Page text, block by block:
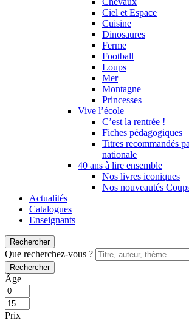
Ciel et Espace
Cuisine
Dinosaures
Ferme
Football
Loups
Mer
Montagne
Princesses
Vive l’école
C’est la rentrée !
Fiches pédagogiques
Titres recommandés
nationale
40 ans à lire ensemble
Nos livres iconiques
Nos nouveautés
Actualités
Catalogues
Enseignants
Rechercher
Que recherchez-vous ?
Rechercher
Âge
Prix